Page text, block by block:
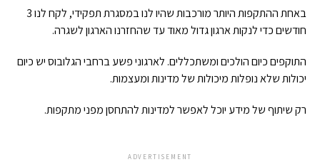
באחת ההתקפות היותר מורכבות שהיו לנו במסגרת תפקידי, לקח לנו 3
חודשים כדי לנקות ארגון גדול מאוד עד שהחזרנו הארגון לשגרה.
התוקפים כיום הולכים ומשתכללים. לארגוני פשע ברחבי הגלובוס יש כיום
יכולות שלא נופלות מיכולות של מדינות ומעצמות.
רק שיתוף של מידע יוכל לאפשר למדינות להתחסן מפני מתקפות.
ADVERTISEMENT